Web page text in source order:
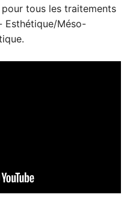
tous les traitements
Esthétique/Méso-